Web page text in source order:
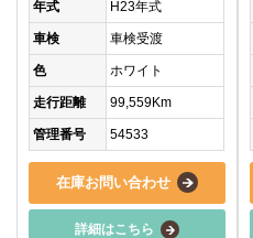
年式 H23年式
車検 車検受渡
色 ホワイト
走行距離 99,559Km
管理番号 54533
在庫お問い合わせ
詳細はこちら